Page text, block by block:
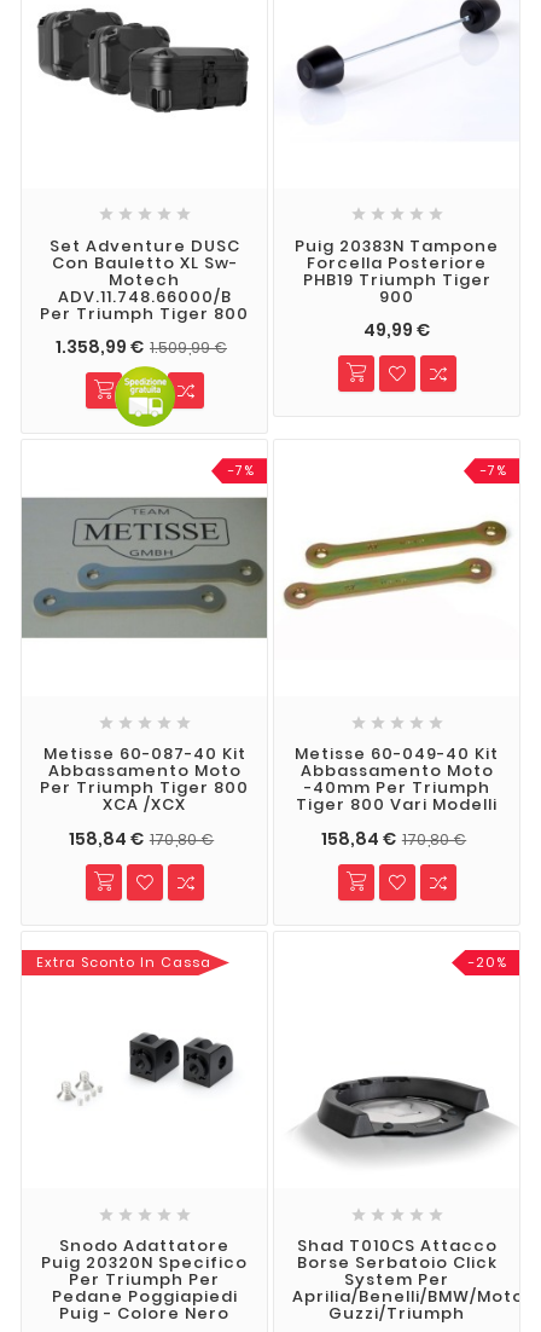
    
Set Adventure DUSC
Con Bauletto XL Sw-
Motech
ADV.11.748.66000/B
Per Triumph Tiger 800
1.358,99 € 1.509,99 €
    
Puig 20383N Tampone
Forcella Posteriore
PHB19 Triumph Tiger
900
49,99 €
-7%
    
Metisse 60-087-40 Kit
Abbassamento Moto
Per Triumph Tiger 800
XCA /XCX
158,84 € 170,80 €
-7%
    
Metisse 60-049-40 Kit
Abbassamento Moto
-40mm Per Triumph
Tiger 800 Vari Modelli
158,84 € 170,80 €
Extra Sconto In Cassa
    
Snodo Adattatore
Puig 20320N Specifico
Per Triumph Per
Pedane Poggiapiedi
Puig - Colore Nero
-20%
    
Shad T010CS Attacco
Borse Serbatoio Click
System Per
Aprilia/Benelli/BMW/Moto
Guzzi/Triumph